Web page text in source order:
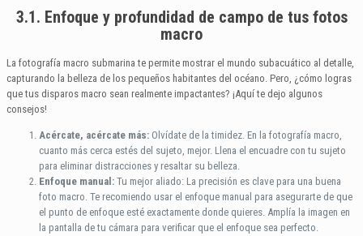
3.1. Enfoque y profundidad de campo de tus fotos
macro
La fotografía macro submarina te permite mostrar el mundo subacuático al detalle,
capturando la belleza de los pequeños habitantes del océano. Pero, ¿cómo logras
que tus disparos macro sean realmente impactantes? ¡Aquí te dejo algunos
consejos!
Acércate, acércate más: Olvídate de la timidez. En la fotografía macro,
cuanto más cerca estés del sujeto, mejor. Llena el encuadre con tu sujeto
para eliminar distracciones y resaltar su belleza.
Enfoque manual: Tu mejor aliado: La precisión es clave para una buena
foto macro. Te recomiendo usar el enfoque manual para asegurarte de que
el punto de enfoque esté exactamente donde quieres. Amplía la imagen en
la pantalla de tu cámara para verificar que el enfoque sea perfecto.